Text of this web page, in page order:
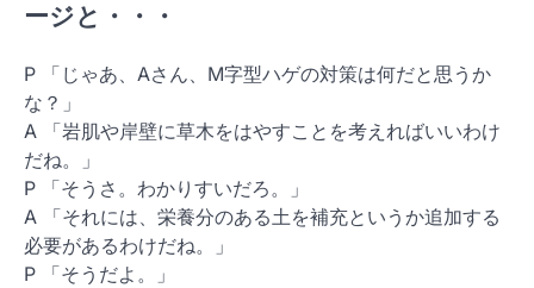
ージと・・・
P 「じゃあ、Aさん、M字型ハゲの対策は何だと思うか
な？」
A 「岩肌や岸壁に草木をはやすことを考えればいいわけ
だね。」
P 「そうさ。わかりすいだろ。」
A 「それには、栄養分のある土を補充というか追加する
必要があるわけだね。」
P 「そうだよ。」